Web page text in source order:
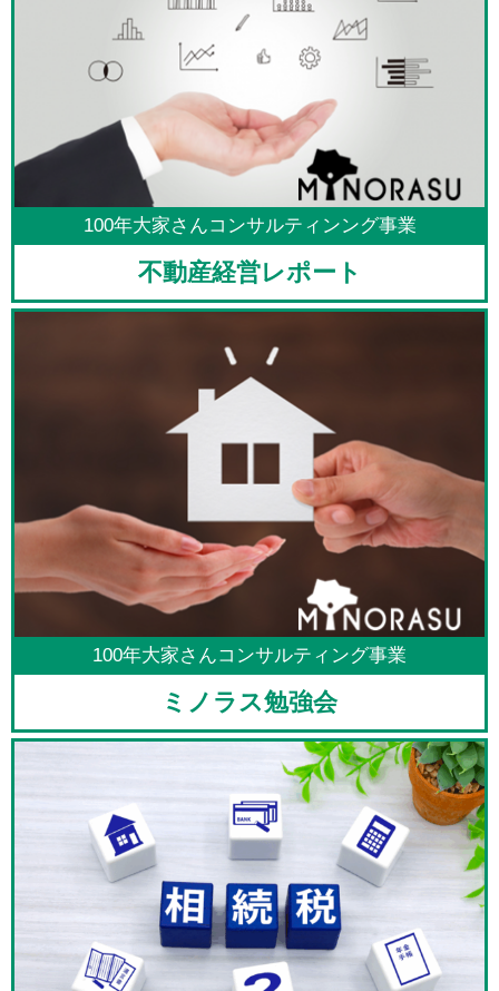
100年大家さんコンサルティンング事業
不動産経営レポート
100年大家さんコンサルティング事業
ミノラス勉強会